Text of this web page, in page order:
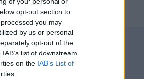
opt-out section to
you may
by us or personal
opt-out of the
list of downstream
on the IAB’s List of